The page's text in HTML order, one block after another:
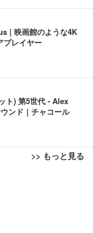
| 映画館のような4K
プレイヤー
ト) 第5世代 - Alex
ンド｜チャコール
>> もっと見る
テレワーク 疲れな
パクト 約105度ロッ
面昇降 強化ナイロ
宅ワーク H-WY01
ニター | FlexScan
USB Type-C・ホワ
ツ 薄型 レギュラー 1
枚